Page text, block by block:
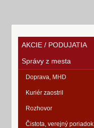
AKCIE / PODUJATIA
Správy z mesta
Doprava, MHD
Kuriér zaostril
Rozhovor
Čistota, verejný poriadok